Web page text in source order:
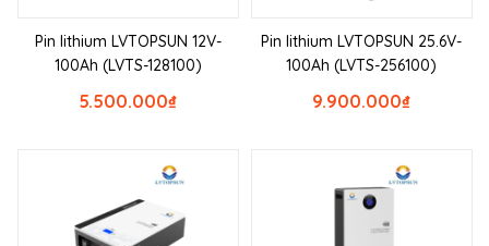
Pin lithium LVTOPSUN 12V-
100Ah (LVTS-128100)
₫
5.500.000
Pin lithium LVTOPSUN 25.6V-
100Ah (LVTS-256100)
₫
9.900.000